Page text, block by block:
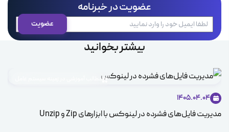
عضویت در خبرنامه
بیشتر بخوانید
مطالب آموزشی در زمینه سیستم عامل
1405.04.04
مدیریت فایل‌های فشرده در لینوکس با ابزارهای Zip و Unzip